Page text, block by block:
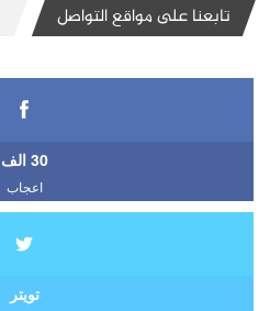
تابعنا على مواقع التواصل
30 الف
اعجاب
تويتر